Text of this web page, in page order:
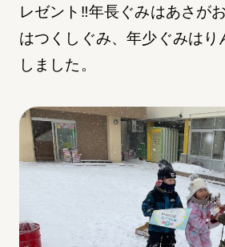
レゼント‼︎年長ぐみはあさが
はつくしぐみ、年少ぐみはり
しました。